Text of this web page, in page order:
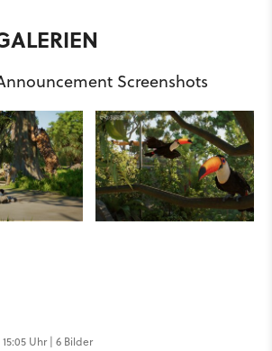
Screenshots
Uhr | 6 Bilder